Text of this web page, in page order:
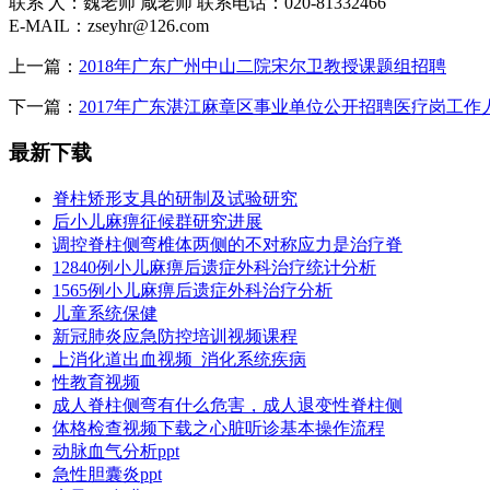
E-MAIL：zseyhr@126.com
上一篇： 2018年广东广州中山二院宋尔卫教授课题组招聘
下一篇： 2017年广东湛江麻章区事业单位公开招聘医疗岗工作
最新下载
脊柱矫形支具的研制及试验研究
后小儿麻痹征候群研究进展
调控脊柱侧弯椎体两侧的不对称应力是治疗脊
12840例小儿麻痹后遗症外科治疗统计分析
1565例小儿麻痹后遗症外科治疗分析
儿童系统保健
新冠肺炎应急防控培训视频课程
上消化道出血视频_消化系统疾病
性教育视频
成人脊柱侧弯有什么危害，成人退变性脊柱侧
体格检查视频下载之心脏听诊基本操作流程
动脉血气分析ppt
急性胆囊炎ppt